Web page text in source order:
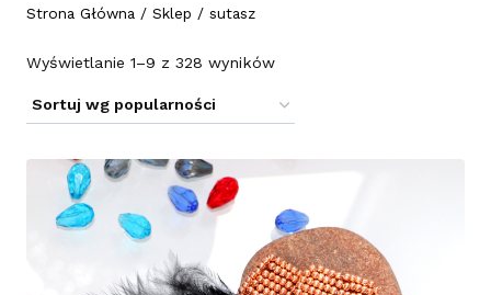
Strona Główna / Sklep / sutasz
Wyświetlanie 1–9 z 328 wynikówPosortowane
popularności